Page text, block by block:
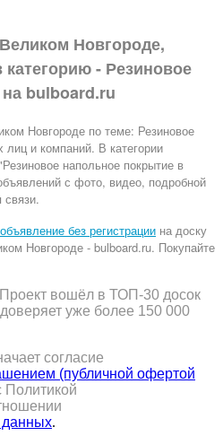
Новгороде,
- Резиновое
на bulboard.ru
Новгороде по теме: Резиновое
лиц и компаний. В категории
напольное покрытие в
с фото, видео, подробной
без регистрации на доску
Новгороде - bulboard.ru. Покупайте
Проект вошёл в ТОП-30 досок
уже более 150 000
согласие
(публичной офертой
Политикой
данных.